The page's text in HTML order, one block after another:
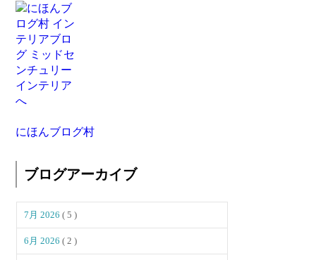
にほんブログ村
ブログアーカイブ
7月 2026( 5 )
6月 2026( 2 )